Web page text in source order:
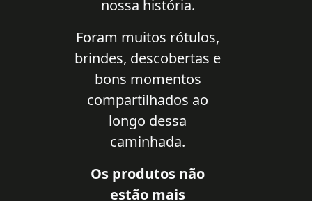
nossa história.
Foram muitos rótulos,
brindes, descobertas e
bons momentos
compartilhados ao
longo dessa
caminhada.
Os produtos não
estão mais